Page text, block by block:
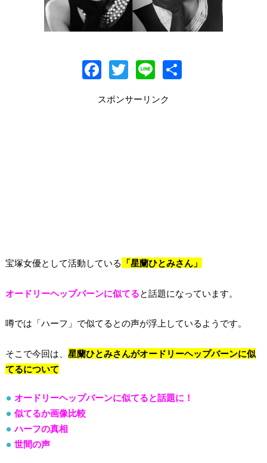
F
e
T
itt
Li
e
共
スポンサーリンク
宝塚女優として活動している 「星蘭ひとみさん」
オードリーヘップバーンに似てると話題になっています。
噂では「ハーフ」で似てるとの声が浮上しているようです。
そこで今回は、 星蘭ひとみさんがオードリーヘップバーンに似
てるについて
オードリーヘップバーンに似てると話題に！
似てるか画像比較
ハーフの真相
世間の声